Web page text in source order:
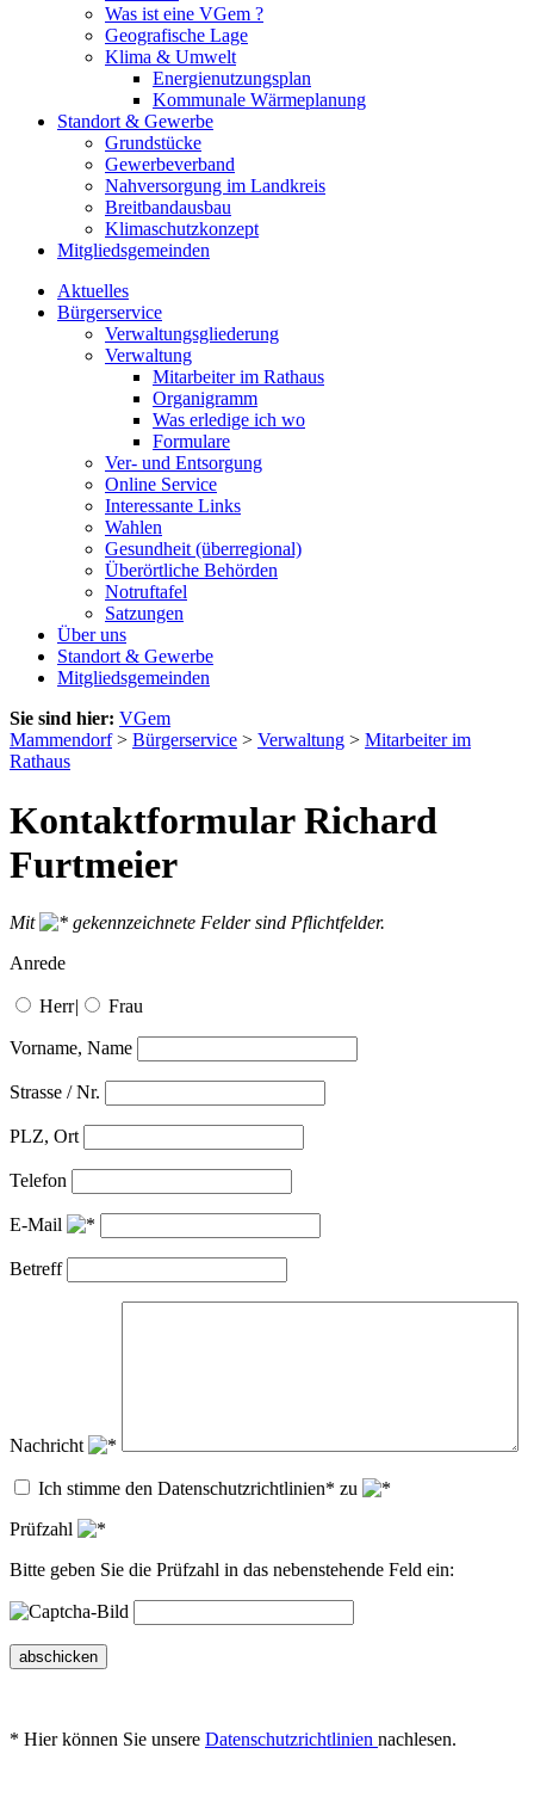
Was ist eine VGem ?
Geografische Lage
Klima & Umwelt
Energienutzungsplan
Kommunale Wärmeplanung
Standort & Gewerbe
Grundstücke
Gewerbeverband
Nahversorgung im Landkreis
Breitbandausbau
Klimaschutzkonzept
Mitgliedsgemeinden
Aktuelles
Bürgerservice
Verwaltungsgliederung
Verwaltung
Mitarbeiter im Rathaus
Organigramm
Was erledige ich wo
Formulare
Ver- und Entsorgung
Online Service
Interessante Links
Wahlen
Gesundheit (überregional)
Überörtliche Behörden
Notruftafel
Satzungen
Über uns
Standort & Gewerbe
Mitgliedsgemeinden
Sie sind hier: VGem
Mammendorf> Bürgerservice > Verwaltung > Mitarbeiter im
Rathaus
Kontaktformular Richard
Furtmeier
Mit
gekennzeichnete Felder sind Pflichtfelder.
Anrede
Herr| Frau
Vorname, Name
Strasse / Nr.
PLZ, Ort
Telefon
E-Mail
Betreff
Nachricht
Ich stimme den Datenschutzrichtlinien* zu
Prüfzahl
Bitte geben Sie die Prüfzahl in das nebenstehende Feld ein:
abschicken
* Hier können Sie unsere Datenschutzrichtlinien nachlesen.